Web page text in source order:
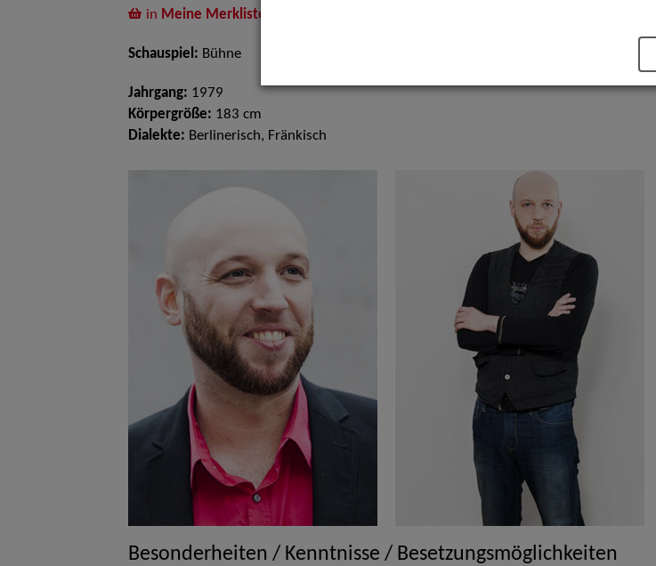
in Meine Merkliste
Schauspiel: Bühne
Jahrgang: 1979
Körpergröße: 183 cm
Dialekte: Berlinerisch, Fränkisch
Besonderheiten / Kenntnisse / Besetzungsmöglichkeiten